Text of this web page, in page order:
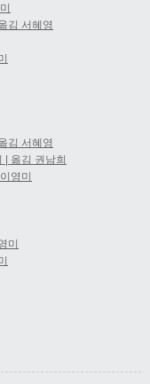
김 서혜영
김 서혜영
| 옮김 권남희
영미
미